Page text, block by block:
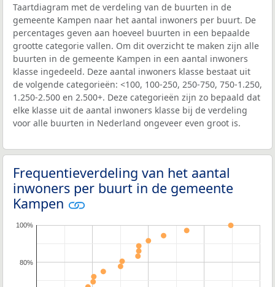
Taartdiagram met de verdeling van de buurten in de
gemeente Kampen naar het aantal inwoners per buurt. De
percentages geven aan hoeveel buurten in een bepaalde
grootte categorie vallen. Om dit overzicht te maken zijn alle
buurten in de gemeente Kampen in een aantal inwoners
klasse ingedeeld. Deze aantal inwoners klasse bestaat uit
de volgende categorieën: <100, 100-250, 250-750, 750-1.250,
1.250-2.500 en 2.500+. Deze categorieën zijn zo bepaald dat
elke klasse uit de aantal inwoners klasse bij de verdeling
voor alle buurten in Nederland ongeveer even groot is.
Frequentieverdeling van het aantal
inwoners per buurt in de gemeente
Kampen
80%
100%